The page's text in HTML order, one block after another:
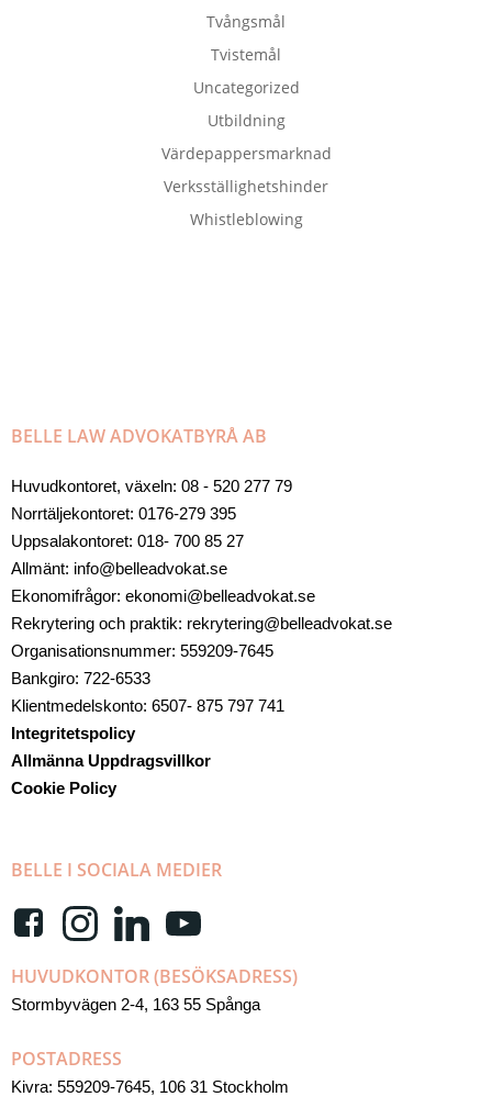
Tvångsmål
Tvistemål
Uncategorized
Utbildning
Värdepappersmarknad
Verksställighetshinder
Whistleblowing
BELLE LAW ADVOKATBYRÅ AB
Huvudkontoret, växeln: 08 - 520 277 79
Norrtäljekontoret: 0176-279 395
Uppsalakontoret: 018- 700 85 27
Allmänt: info@belleadvokat.se
Ekonomifrågor: ekonomi@belleadvokat.se
Rekrytering och praktik: rekrytering@belleadvokat.se
Organisationsnummer: 559209-7645
Bankgiro: 722-6533
Klientmedelskonto: 6507- 875 797 741
Integritetspolicy
Allmänna Uppdragsvillkor
Cookie Policy
BELLE I SOCIALA MEDIER
HUVUDKONTOR (BESÖKSADRESS)
Stormbyvägen 2-4, 163 55 Spånga
POSTADRESS
Kivra: 559209-7645, 106 31 Stockholm